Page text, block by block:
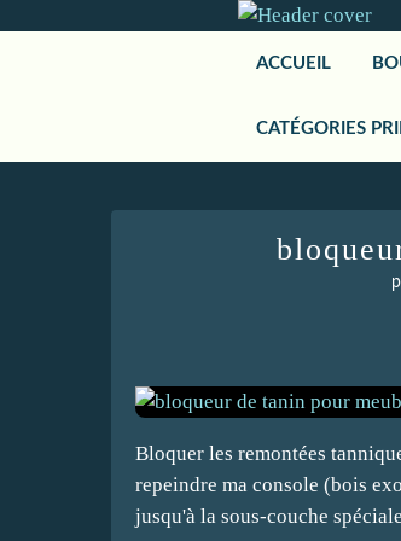
ACCUEIL
CATÉGORIES
Bloquer les remontées
repeindre ma console (bois
jusqu'à la sous-couche